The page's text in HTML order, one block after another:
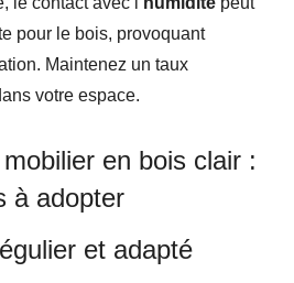
pour le bois, provoquant
Maintenez un taux
votre espace.
en bois clair :
à adopter
et adapté